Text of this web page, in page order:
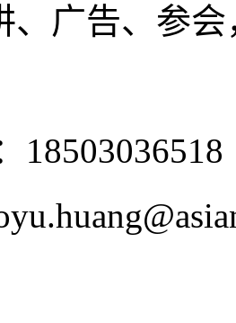
、广告、参
18503036518